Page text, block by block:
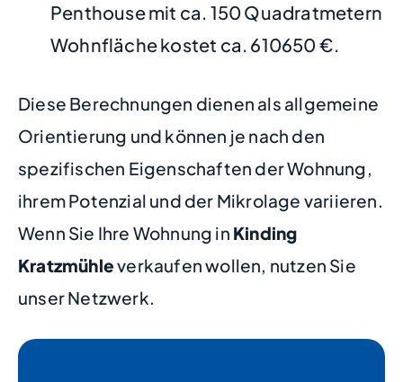
Penthouse mit ca. 150 Quadratmetern
Wohnfläche kostet ca. 610650 €.
Diese Berechnungen dienen als allgemeine
Orientierung und können je nach den
spezifischen Eigenschaften der Wohnung,
ihrem Potenzial und der Mikrolage variieren.
Wenn Sie Ihre Wohnung in Kinding
Kratzmühleverkaufen wollen, nutzen Sie
unser Netzwerk.